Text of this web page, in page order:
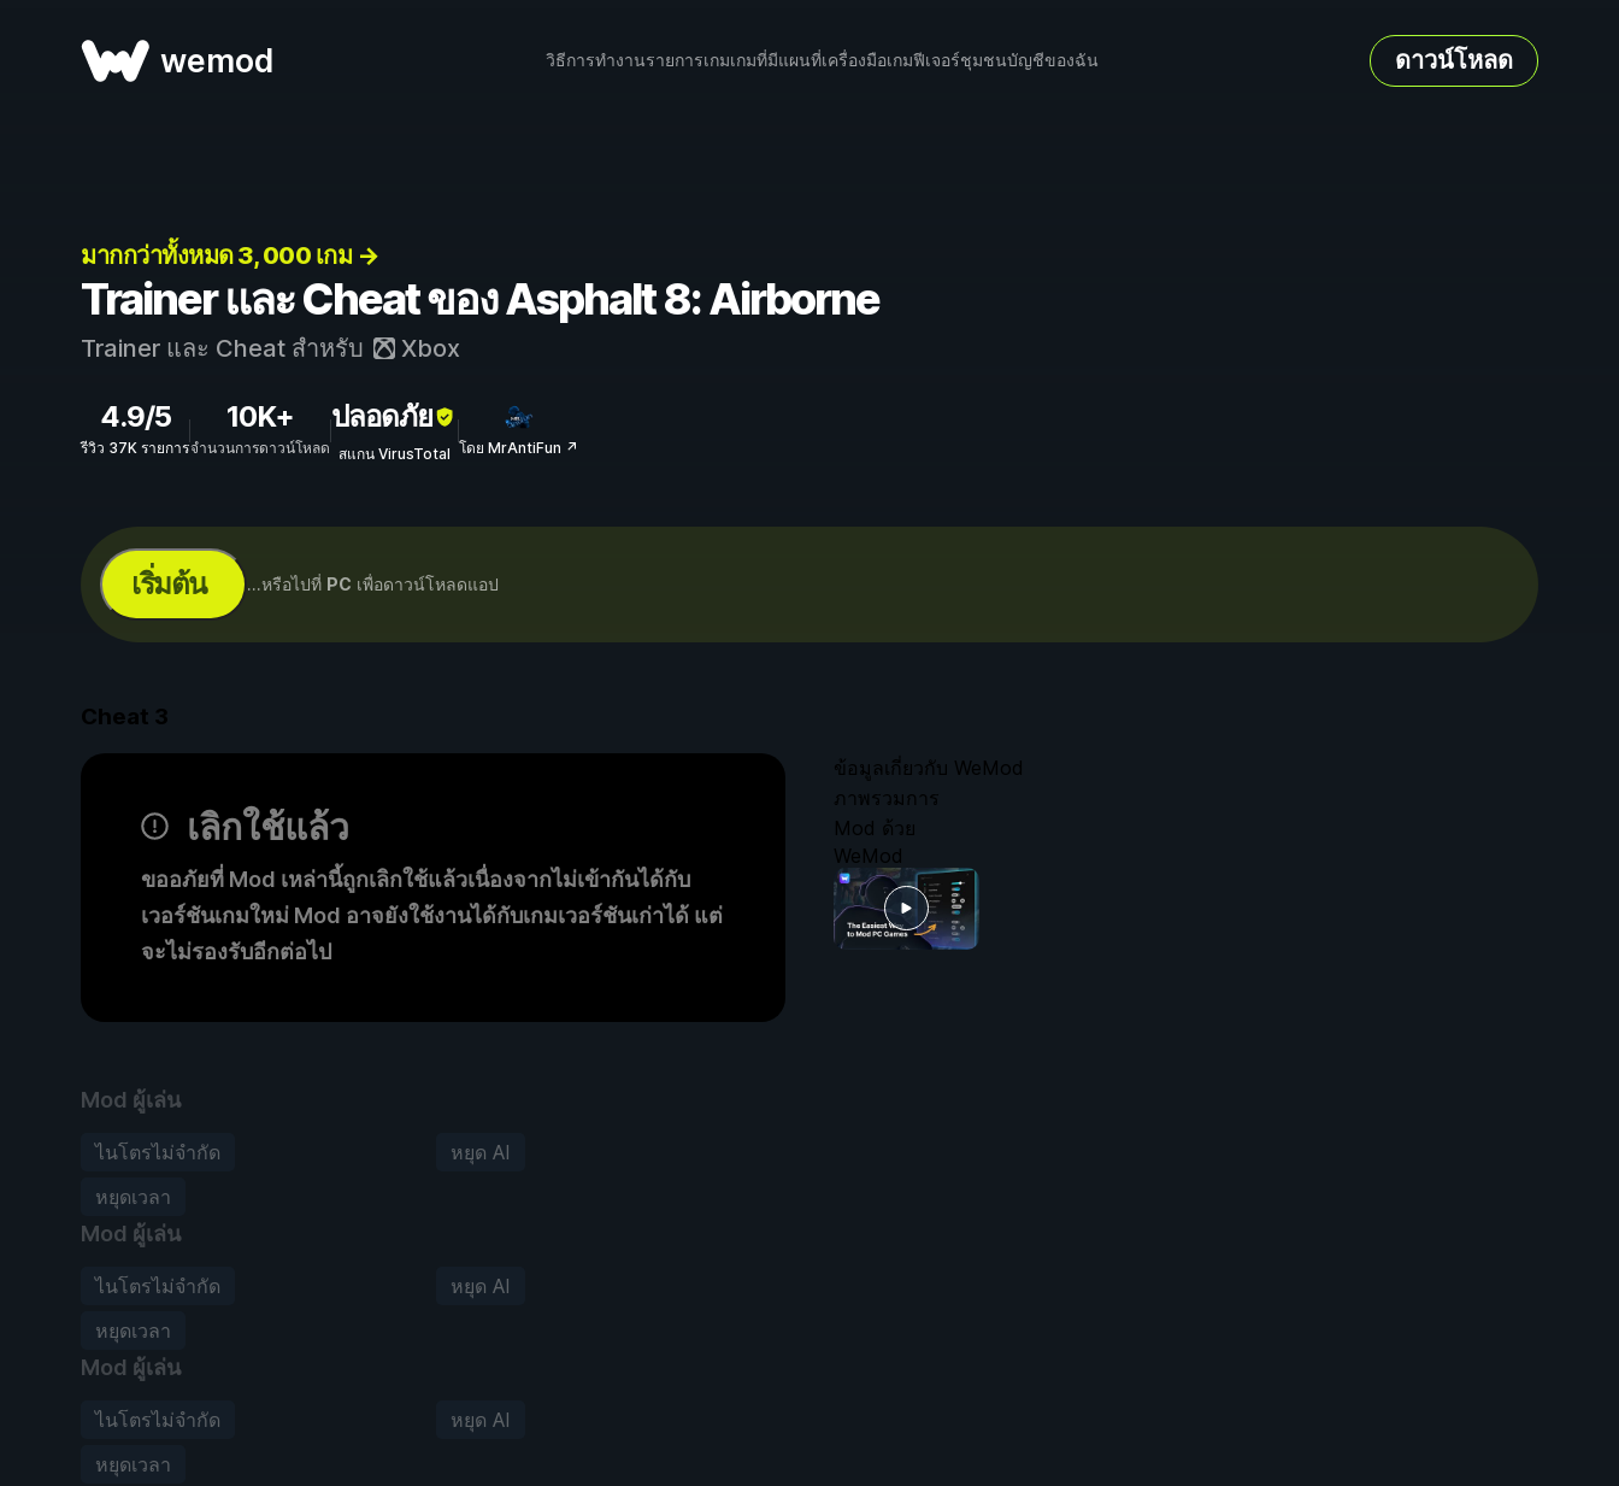
wemod วิธีการทำงานรายการเกมเกมที่มีแผนที่เครื่องมือเกมฟีเจอร์ชุมชนบัญชีของฉัน ดาวน์โหลด
มากกว่าทั้งหมด 3, 000 เกม →
Trainer และ Cheat ของ Asphalt 8: Airborne
Trainer และ Cheat สำหรับ Xbox
4.9/5
รีวิว 37K รายการ
10K+
จำนวนการดาวน์โหลด
ปลอดภัย
สแกน VirusTotal โดย MrAntiFun ↗
เริ่มต้น ...หรือไปที่ PC เพื่อดาวน์โหลดแอป
Cheat 3
เลิกใช้แล้ว
ขออภัยที่ Mod เหล่านี้ถูกเลิกใช้แล้วเนื่องจากไม่เข้ากันได้กับ
เวอร์ชันเกมใหม่ Mod อาจยังใช้งานได้กับเกมเวอร์ชันเก่าได้ แต่
จะไม่รองรับอีกต่อไป
Mod ผู้เล่น
ไนโตรไม่จำกัด
หยุด AI
หยุดเวลา
Mod ผู้เล่น
ไนโตรไม่จำกัด
หยุด AI
หยุดเวลา
Mod ผู้เล่น
ไนโตรไม่จำกัด
หยุด AI
หยุดเวลา
ข้อมูลเกี่ยวกับ WeMod
ภาพรวมการ
Mod ด้วย
WeMod